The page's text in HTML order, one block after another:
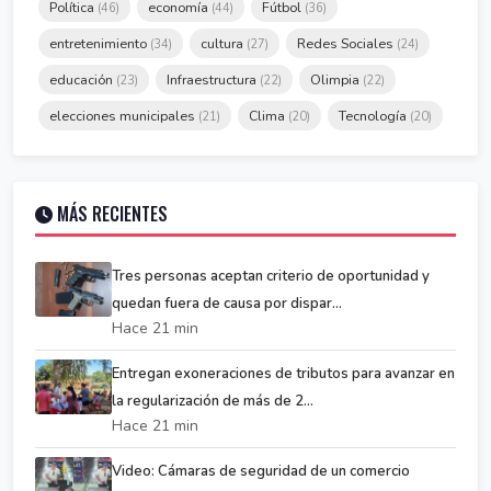
Política (46) economía (44) Fútbol (36)
entretenimiento (34) cultura (27) Redes Sociales (24)
educación (23) Infraestructura (22) Olimpia (22)
elecciones municipales (21) Clima (20) Tecnología (20)
MÁS RECIENTES
Tres personas aceptan criterio de oportunidad y
quedan fuera de causa por dispar...
Hace 21 min
Entregan exoneraciones de tributos para avanzar en
la regularización de más de 2...
Hace 21 min
Video: Cámaras de seguridad de un comercio